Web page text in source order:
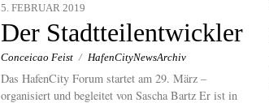
5. FEBRUAR 2019
Der Stadtteilentwickler
Conceicao Feist / HafenCityNewsArchiv
Das HafenCity Forum startet am 29. März –
organisiert und begleitet von Sascha Bartz Er ist in